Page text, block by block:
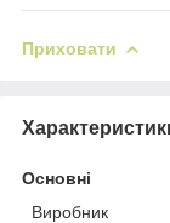
Приховати
Основні
Виробник